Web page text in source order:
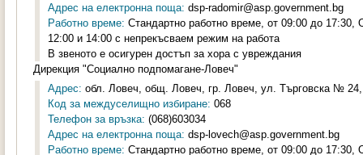
Адрес на електронна поща: dsp-radomir@asp.government.bg
Работно време: Стандартно работно време, от 09:00 до
12:00 и 14:00 с непрекъсваем режим на работа
В звеното е осигурен достъп за хора с увреждания
Дирекция "Социално подпомагане-Ловеч"
Адрес: обл. Ловеч, общ. Ловеч, гр. Ловеч, ул. Търговска № 24,
Код за междуселищно избиране: 068
Телефон за връзка: (068)603034
Адрес на електронна поща: dsp-lovech@asp.government.bg
Работно време: Стандартно работно време, от 09:00 до